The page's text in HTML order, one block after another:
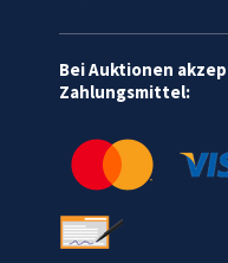
Bei Auktionen
Zahlungsmittel: